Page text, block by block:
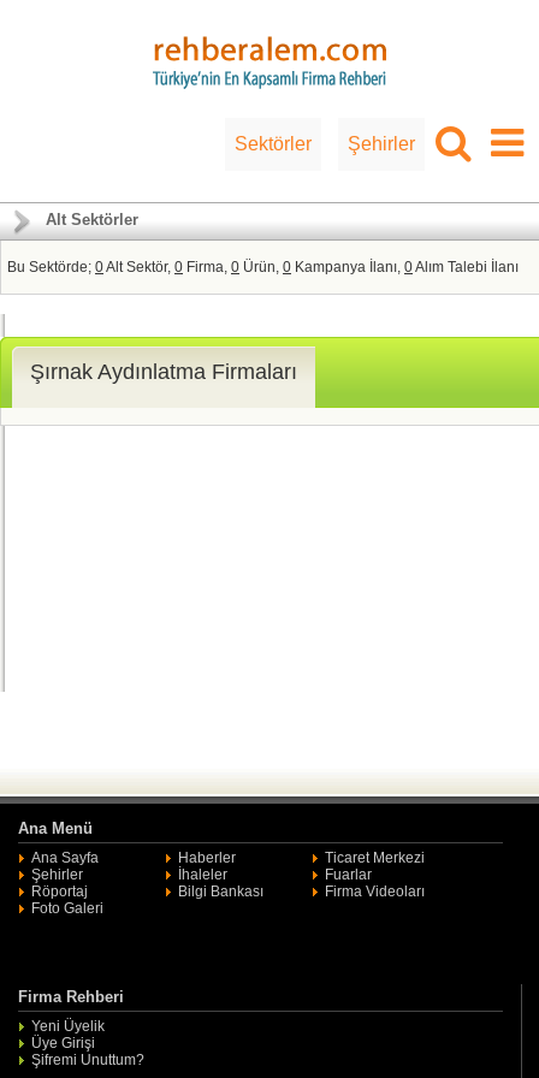
Sektörler Şehirler
Alt Sektörler
Bu Sektörde; 0Alt Sektör, 0 Firma, 0 Ürün, 0 Kampanya İlanı, 0Alım Talebi İlanı
Şırnak Aydınlatma Firmaları
Ana Menü
Ana Sayfa Haberler
Ticaret Merkezi
Şehirler
İhaleler
Fuarlar
Röportaj
Bilgi Bankası
Firma Videoları
Foto Galeri
Firma Rehberi
Yeni Üyelik
Üye Girişi
Şifremi Unuttum?